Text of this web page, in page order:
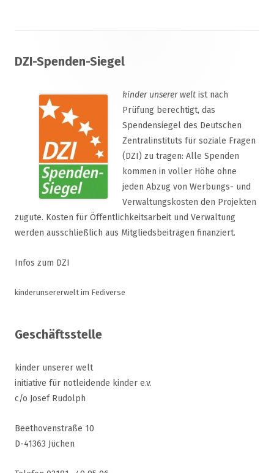
Inhalt
DZI-Spenden-Siegel
kinder unserer welt ist nach
Prüfung berechtigt, das
Spendensiegel des Deutschen
Zentralinstituts für soziale Fragen
(DZI) zu tragen: Alle Spenden
kommen in voller Höhe ohne
jeden Abzug von Werbungs- und
Verwaltungskosten den Projekten
zugute. Kosten für Öffentlichkeitsarbeit und Verwaltung
werden ausschließlich aus Mitgliedsbeiträgen finanziert.
Infos zum DZI
kinderunsererwelt im Fediverse
Geschäftsstelle
kinder unserer welt
initiative für notleidende kinder e.v.
c/o Josef Rudolph
Beethovenstraße 10
D-41363 Jüchen